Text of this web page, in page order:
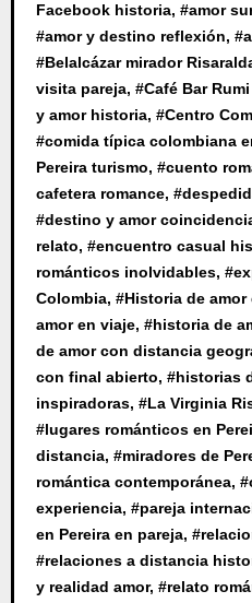
Facebook historia, #amor
#amor y destino reflexión, #
#Belalcázar mirador
visita pareja, #Café Bar
y amor historia, #Centro
#comida típica colombiana
Pereira turismo, #cuento
cafetera romance, #
#destino y amor
relato, #encuentro casual
románticos inolvidables, #
Colombia, #Historia de amor
amor en viaje, #historia de
de amor con distancia
con final abierto, #historias
inspiradoras, #La Virginia
#lugares románticos en
distancia, #miradores de
romántica contemporánea, #
experiencia, #pareja
en Pereira en pareja, #
#relaciones a distancia
y realidad amor, #relato